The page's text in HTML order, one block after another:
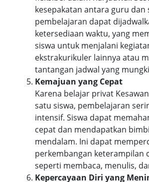
kesepakatan antara guru dan
pembelajaran dapat
ketersediaan waktu, yang
siswa untuk menjalani
ekstrakurikuler lainnya atau
tantangan jadwal yang
Kemajuan yang Cepat
Karena belajar privat
satu siswa, pembelajaran
intensif. Siswa dapat
cepat dan mendapatkan
mendalam. Ini dapat
perkembangan keterampilan
seperti membaca, menulis,
Kepercayaan Diri yang